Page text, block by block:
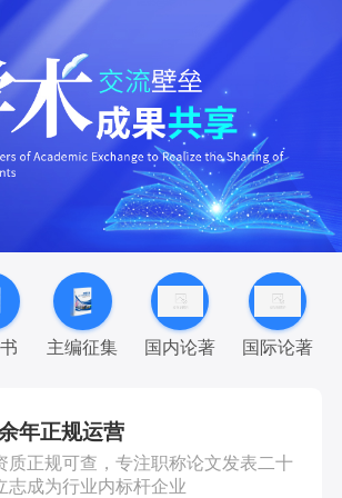
主编征集 国内论著 国际论著
年正规运营
质正规可查，专注职称论文发表二十
志成为行业内标杆企业